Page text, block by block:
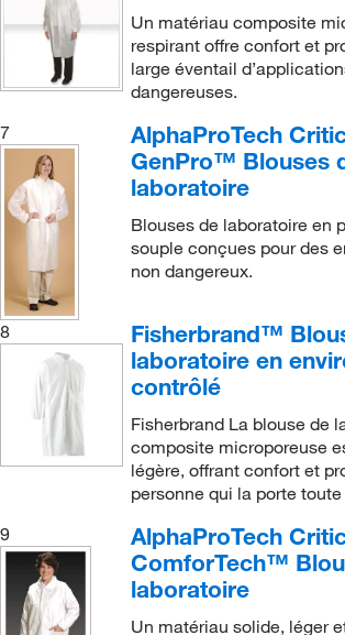
Un matériau composite
respirant offre confort et
large éventail
dangereuses.
7
AlphaProTech
GenPro™ Blouses
laboratoire
Blouses de laboratoire en
souple conçues pour des
non dangereux.
8
Fisherbrand™
laboratoire en
contrôlé
Fisherbrand La blouse de
composite microporeuse
légère, offrant confort et
personne qui la porte
9
AlphaProTech
ComforTech™
laboratoire
Un matériau solide, léger